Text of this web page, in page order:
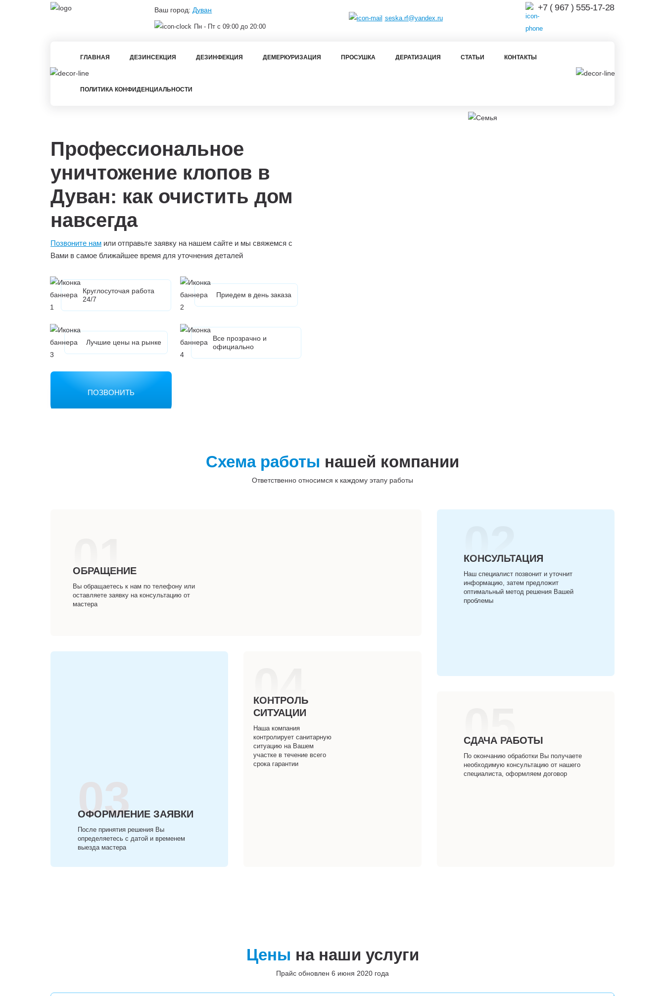
Ваш город: Дуван
Пн - Пт с 09:00 до 20:00
seska.rf@yandex.ru
+7 ( 967 ) 555-17-28
ГЛАВНАЯ ДЕЗИНСЕКЦИЯ ДЕЗИНФЕКЦИЯ ДЕМЕРКУРИЗАЦИЯ ПРОСУШКА ДЕРАТИЗАЦИЯ СТАТЬИ КОНТАКТЫ
ПОЛИТИКА КОНФИДЕНЦИАЛЬНОСТИ
Профессиональное
уничтожение клопов в
Дуван: как очистить дом
навсегда
Позвоните нам или отправьте заявку на нашем сайте и мы свяжемся с
Вами в самое ближайшее время для уточнения деталей
Круглосуточая работа
24/7
Приедем в день заказа
Лучшие цены на рынке
Все прозрачно и
официально
ПОЗВОНИТЬ
Схема работы нашей компании
Ответственно относимся к каждому этапу работы
01
ОБРАЩЕНИЕ
Вы обращаетесь к нам по телефону или
оставляете заявку на консультацию от
мастера
02
КОНСУЛЬТАЦИЯ
Наш специалист позвонит и уточнит
информацию, затем предложит
оптимальный метод решения Вашей
проблемы
03
ОФОРМЛЕНИЕ ЗАЯВКИ
После принятия решения Вы
определяетесь с датой и временем
выезда мастера
04
КОНТРОЛЬ
СИТУАЦИИ
Наша компания
контролирует санитарную
ситуацию на Вашем
участке в течение всего
срока гарантии
05
СДАЧА РАБОТЫ
По окончанию обработки Вы получаете
необходимую консультацию от нашего
специалиста, оформляем договор
Цены на наши услуги
Прайс обновлен 6 июня 2020 года